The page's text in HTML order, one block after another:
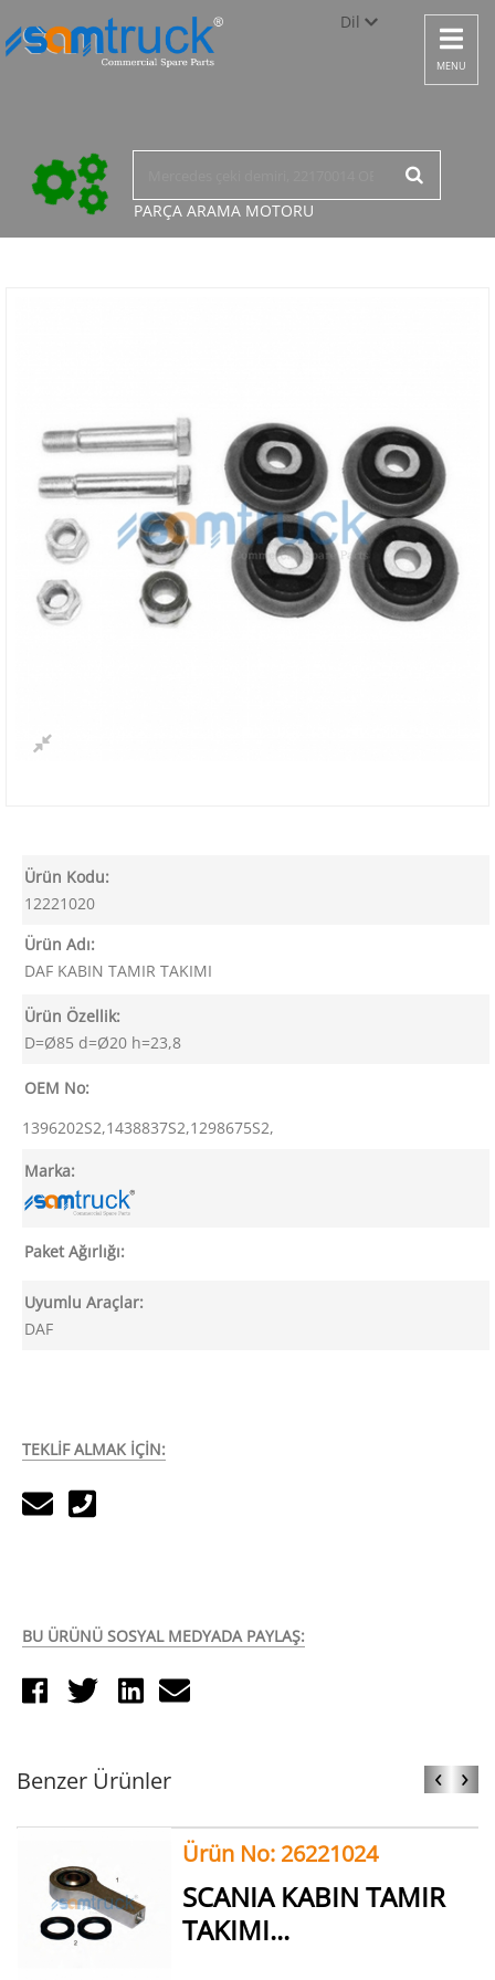
Dil
Türkçe
English
Toggle
MENU
PARÇA ARAMA MOTORU
Ürün Kodu:
12221020
Ürün Adı:
DAF KABIN TAMIR TAKIMI
Ürün Özellik:
D=Ø85 d=Ø20 h=23,8
OEM No:
1396202S2,1438837S2,1298675S2,
Marka:
Paket Ağırlığı:
Uyumlu Araçlar:
DAF
TEKLİF ALMAK İÇİN:
BU ÜRÜNÜ SOSYAL MEDYADA PAYLAŞ:
Benzer Ürünler ‹ ›
Ürün No: 26221024
SCANIA KABIN TAMIR
TAKIMI...